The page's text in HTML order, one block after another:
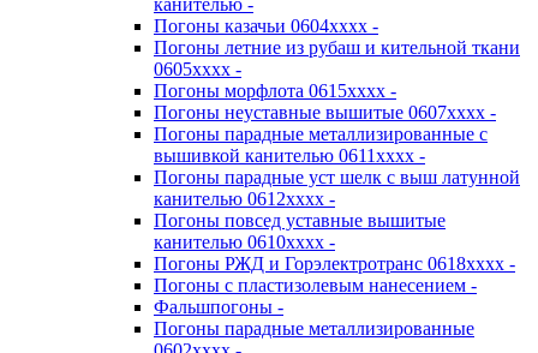
канителью -
Погоны казачьи 0604хххх -
Погоны летние из рубаш и кительной ткани
0605хххх -
Погоны морфлота 0615хххх -
Погоны неуставные вышитые 0607хххх -
Погоны парадные металлизированные с
вышивкой канителью 0611хххх -
Погоны парадные уст шелк с выш латунной
канителью 0612хххх -
Погоны повсед уставные вышитые
канителью 0610хххх -
Погоны РЖД и Горэлектротранс 0618хххх -
Погоны с пластизолевым нанесением -
Фальшпогоны -
Погоны парадные металлизированные